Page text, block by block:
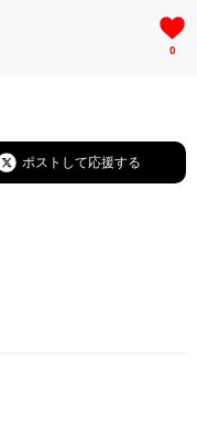
0
ポストして応援する